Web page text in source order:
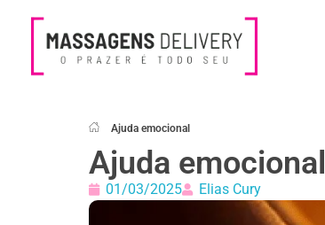
Ajuda emocional
Ajuda emocional
01/03/2025 Elias Cury